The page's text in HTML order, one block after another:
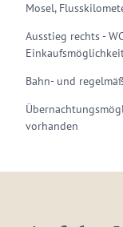
Mosel,
Ausstieg rechts -
Bahn- und
vorhanden